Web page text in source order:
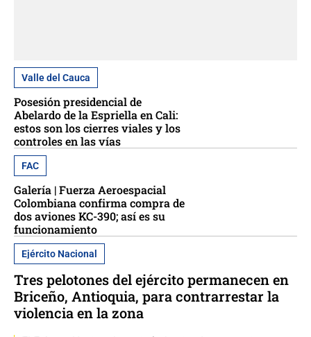
Valle del Cauca
Posesión presidencial de
Abelardo de la Espriella en Cali:
estos son los cierres viales y los
controles en las vías
FAC
Galería | Fuerza Aeroespacial
Colombiana confirma compra de
dos aviones KC-390; así es su
funcionamiento
Ejército Nacional
Tres pelotones del ejército permanecen en
Briceño, Antioquia, para contrarrestar la
violencia en la zona